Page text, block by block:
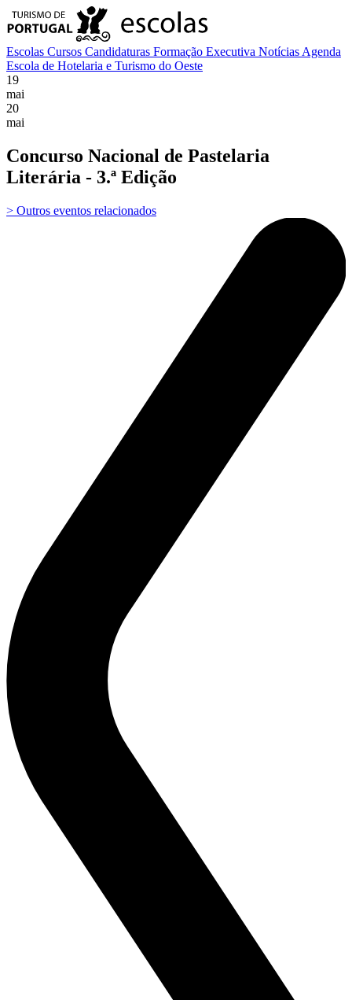
Escolas Cursos Candidaturas Formação Executiva Notícias Agenda
Escola de Hotelaria e Turismo do Oeste
19
mai
20
mai
Concurso Nacional de Pastelaria
Literária - 3.ª Edição
> Outros eventos relacionados